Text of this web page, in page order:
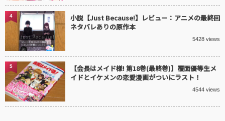
小説【Just Because!】レビュー：アニメの最終回
ネタバレありの原作本
5428 views
4
【会長はメイド様! 第18巻(最終巻)】覆面優等生メ
イドとイケメンの恋愛漫画がついにラスト！
4544 views
5